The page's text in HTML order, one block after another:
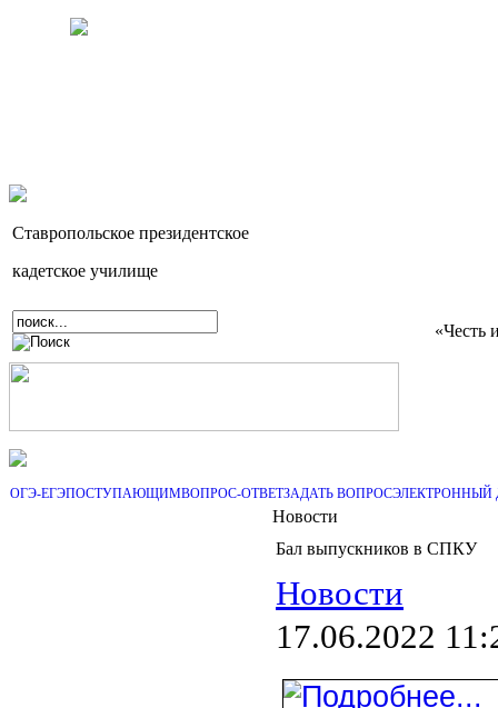
Ставропольское президентское
кадетское училище
«Честь
ОГЭ-ЕГЭПОСТУПАЮЩИМВОПРОС-ОТВЕТЗАДАТЬ ВОПРОСЭЛЕКТРОННЫЙ
Новости
Бал выпускников в СПКУ
Новости
17.06.2022